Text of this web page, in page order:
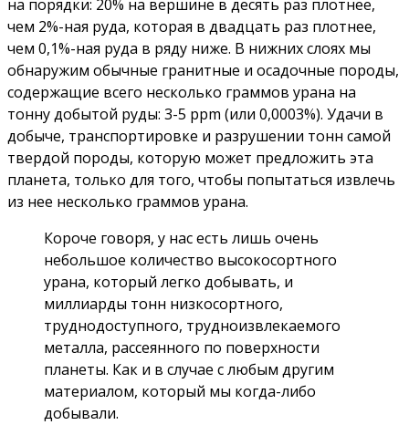
на порядки: 20% на вершине в десять раз плотнее,
чем 2%-ная руда, которая в двадцать раз плотнее,
чем 0,1%-ная руда в ряду ниже. В нижних слоях мы
обнаружим обычные гранитные и осадочные породы,
содержащие всего несколько граммов урана на
тонну добытой руды: 3-5 ppm (или 0,0003%). Удачи в
добыче, транспортировке и разрушении тонн самой
твердой породы, которую может предложить эта
планета, только для того, чтобы попытаться извлечь
из нее несколько граммов урана.
Короче говоря, у нас есть лишь очень
небольшое количество высокосортного
урана, который легко добывать, и
миллиарды тонн низкосортного,
труднодоступного, трудноизвлекаемого
металла, рассеянного по поверхности
планеты. Как и в случае с любым другим
материалом, который мы когда-либо
добывали.